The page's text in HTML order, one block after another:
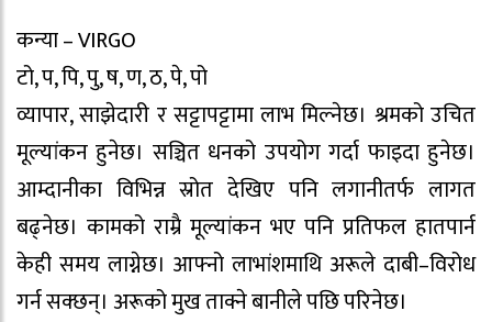
कन्या – VIRGO
टो, प, पि, पु, ष, ण, ठ, पे, पो
व्यापार, साझेदारी र सट्टापट्टामा लाभ मिल्नेछ। श्रमको उचित
मूल्यांकन हुनेछ। सञ्चित धनको उपयोग गर्दा फाइदा हुनेछ।
आम्दानीका विभिन्न स्रोत देखिए पनि लगानीतर्फ लागत
बढ्नेछ। कामको राम्रै मूल्यांकन भए पनि प्रतिफल हातपार्न
केही समय लाग्नेछ। आफ्नो लाभांशमाथि अरूले दाबी–विरोध
गर्न सक्छन्। अरूको मुख ताक्ने बानीले पछि परिनेछ।